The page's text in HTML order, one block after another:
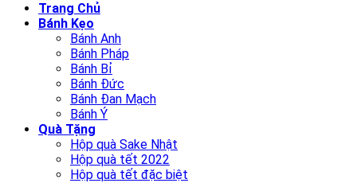
Trang Chủ
Bánh Kẹo
Bánh Anh
Bánh Pháp
Bánh Bỉ
Bánh Đức
Bánh Đan Mạch
Bánh Ý
Quà Tặng
Hộp quà Sake Nhật
Hộp quà tết 2022
Hộp quà tết đặc biệt